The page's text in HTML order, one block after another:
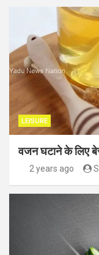
LEISURE
वजन घटाने के लिए
2 years ago